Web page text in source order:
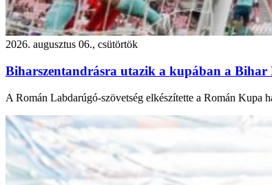
2026. augusztus 06., csütörtök
Biharszentandrásra utazik a kupában a Bihar
A Román Labdarúgó-szövetség elkészítette a Román Kupa